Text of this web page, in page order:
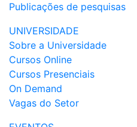
Publicações de pesquisas
UNIVERSIDADE
Sobre a Universidade
Cursos Online
Cursos Presenciais
On Demand
Vagas do Setor